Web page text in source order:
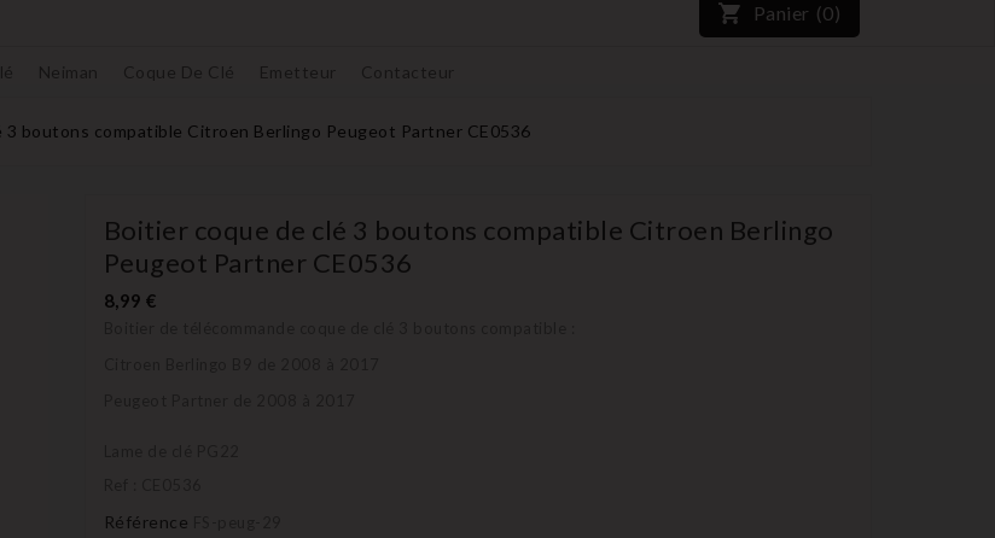
Panier (0)
Neiman Coque De Clé Emetteur Contacteur
3 boutons compatible Citroen Berlingo Peugeot Partner CE0536
Boitier coque de clé 3 boutons compatible Citroen Berlingo
Peugeot Partner CE0536
8,99 €
Référence